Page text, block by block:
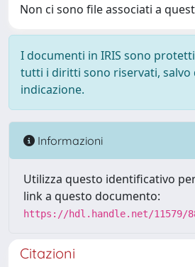
Non ci sono file associati a
I documenti in IRIS sono
tutti i diritti sono riservati, salvo
indicazione.
Informazioni
Utilizza questo identificativo
link a questo documento:
https://hdl.handle.net/11579/
Citazioni